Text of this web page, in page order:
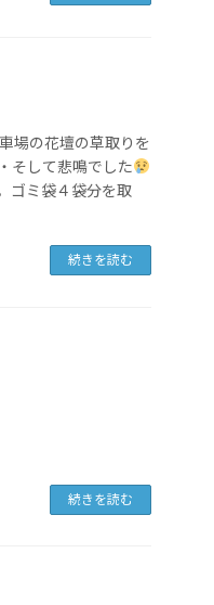
場の花壇の草取りを
そして悲鳴でした
ゴミ袋４袋分を取
続きを読む
続きを読む